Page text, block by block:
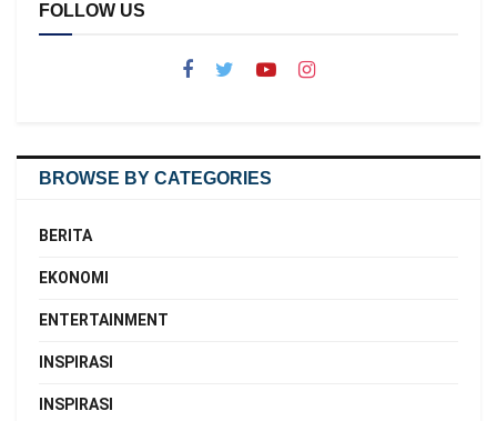
FOLLOW US
BROWSE BY CATEGORIES
BERITA
EKONOMI
ENTERTAINMENT
INSPIRASI
INSPIRASI